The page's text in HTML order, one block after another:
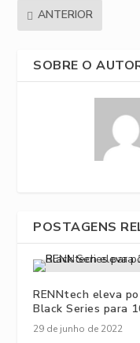
ANTERIOR
SOBRE O
POSTAGENS
RENNtech eleva
Black Series para
29 de junho de 2022